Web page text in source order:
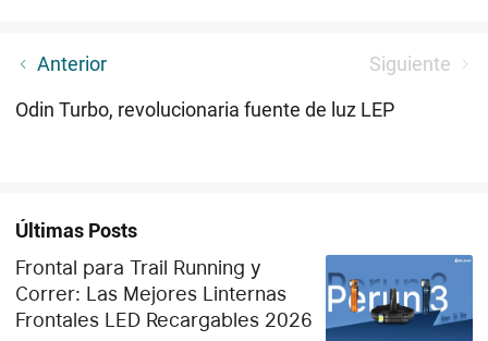
Anterior Siguiente
Warrior mini 2-perfecta para ti que nunca te detienes
Odin Turbo, revolucionaria fuente de luz LEP
Últimas Posts
Frontal para Trail Running y
Correr: Las Mejores Linternas
Frontales LED Recargables 2026